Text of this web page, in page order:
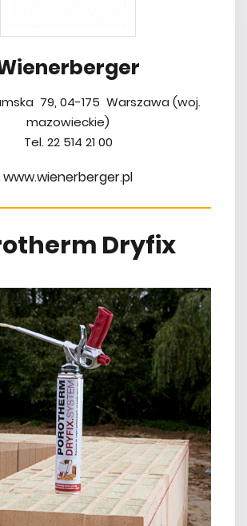
79, 04-175 Warszawa (woj.
mazowieckie)
Tel. 22 514 21 00
www.wienerberger.pl
Dryfix